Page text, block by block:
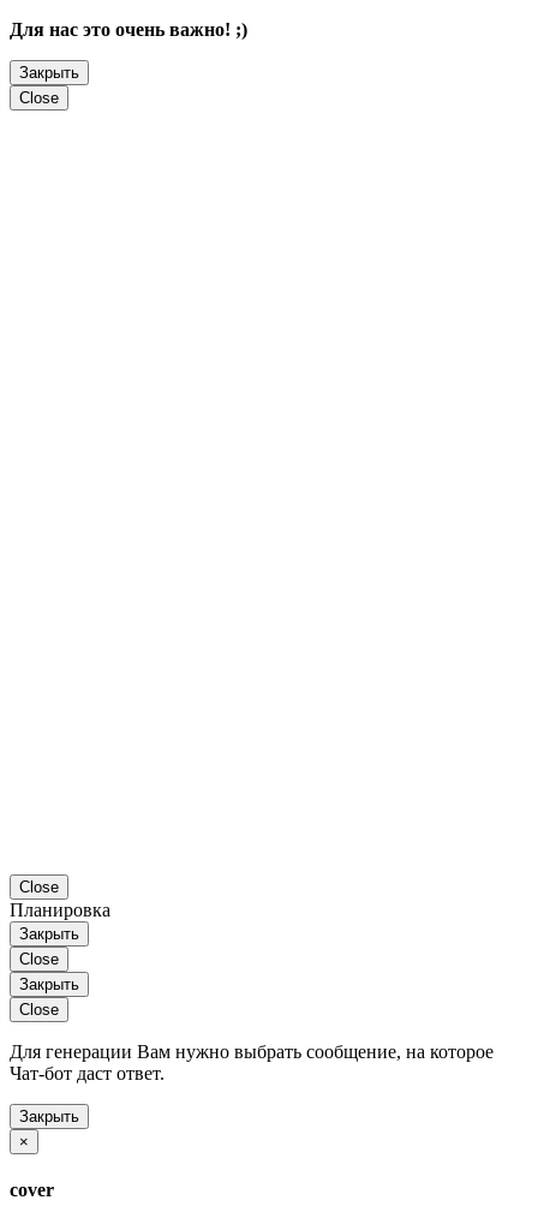
Для нас это очень важно! ;)
Закрыть
Close
Close
Планировка
Закрыть
Close
Закрыть
Close
Для генерации Вам нужно выбрать сообщение, на которое
Чат-бот даст ответ.
Закрыть
×
cover